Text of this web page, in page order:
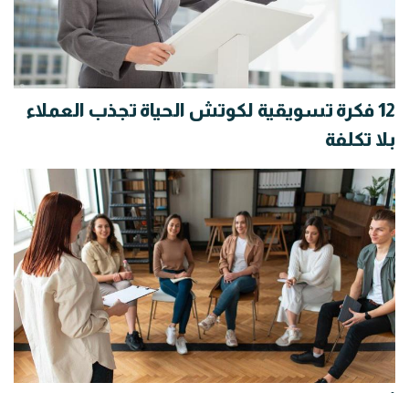
12 فكرة تسويقية لكوتش الحياة تجذب العملاء
بلا تكلفة